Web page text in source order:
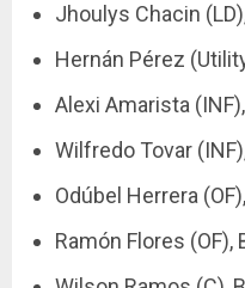
Jhoulys Chacin
Hernán Pérez
Alexi Amarista
Wilfredo Tovar
Odúbel Herrera
Ramón Flores (OF),